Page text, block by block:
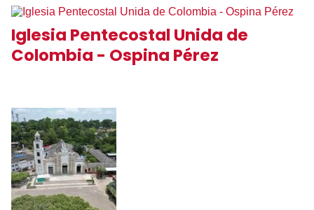
Iglesia Pentecostal Unida de
Colombia - Ospina Pérez